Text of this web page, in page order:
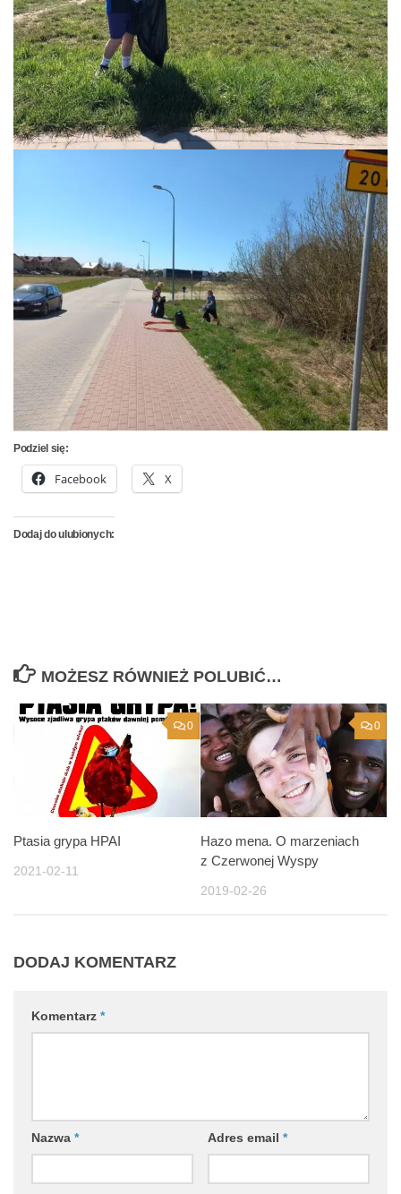
Podziel się:
Facebook X
Dodaj do ulubionych:
MOŻESZ RÓWNIEŻ POLUBIĆ…
0
Ptasia grypa HPAI
2021-02-11
0
Hazo mena. O marzeniach
z Czerwonej Wyspy
2019-02-26
DODAJ KOMENTARZ
Komentarz *
Nazwa * Adres email *